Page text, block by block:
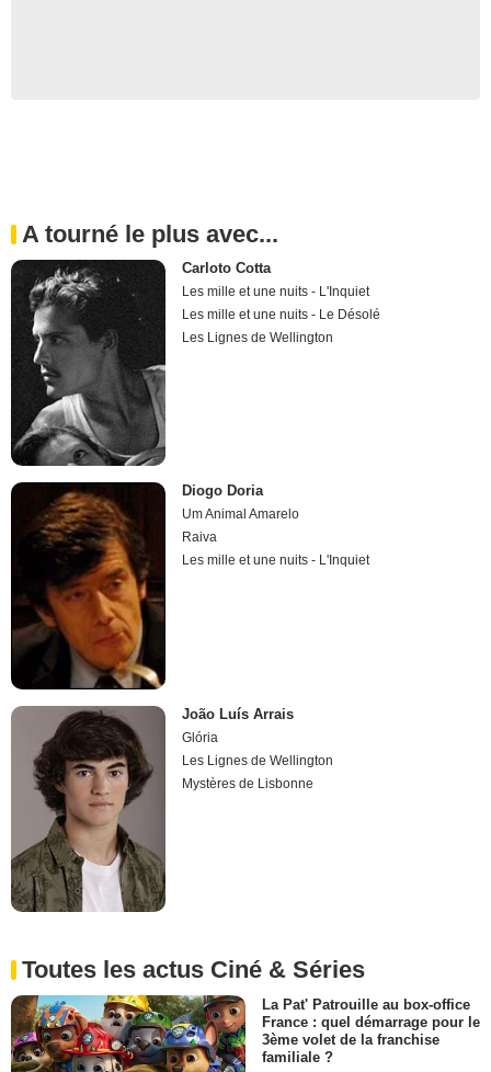
A tourné le plus avec...
Carloto Cotta
Les mille et une nuits - L'Inquiet
Les mille et une nuits - Le Désolé
Les Lignes de Wellington
Diogo Doria
Um Animal Amarelo
Raiva
Les mille et une nuits - L'Inquiet
João Luís Arrais
Glória
Les Lignes de Wellington
Mystères de Lisbonne
Toutes les actus Ciné & Séries
La Pat' Patrouille au box-office
France : quel démarrage pour le
3ème volet de la franchise
familiale ?